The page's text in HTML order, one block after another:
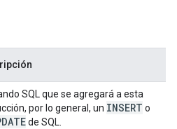
SQL que se agregará a esta
por lo general, un INSERT o
de SQL.